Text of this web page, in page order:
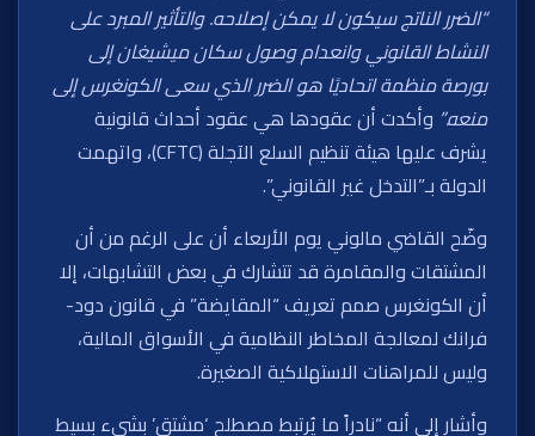
“الضرر الناتج سيكون لا يمكن إصلاحه. والتأثير المبرد على
النشاط القانوني وانعدام وصول سكان ميشيغان إلى
بورصة منظمة اتحاديًا هو الضرر الذي سعى الكونغرس إلى
منعه.” وأكدت أن عقودها هي عقود أحداث قانونية
يشرف عليها هيئة تنظيم السلع الآجلة (CFTC)، واتهمت
الدولة بـ”التدخل غير القانوني”.
وضّح القاضي مالوني يوم الأربعاء أن على الرغم من أن
المشتقات والمقامرة قد تتشارك في بعض التشابهات، إلا
أن الكونغرس صمم تعريف “المقايضة” في قانون دود-
فرانك لمعالجة المخاطر النظامية في الأسواق المالية،
وليس للمراهنات الاستهلاكية الصغيرة.
وأشار إلى أنه “نادراً ما يُرتبط مصطلح ‘مشتق’ بشيء بسيط